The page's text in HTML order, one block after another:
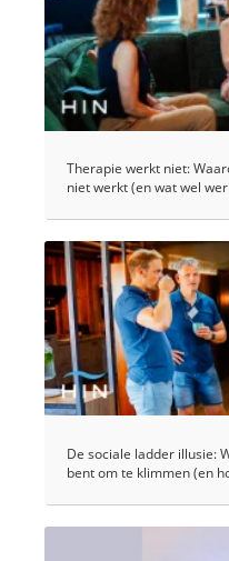
Therapie werkt niet:
niet werkt (en wat wel
De sociale ladder illusie:
bent om te klimmen (en